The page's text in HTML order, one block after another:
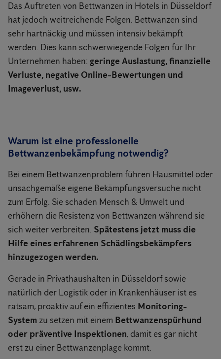
Das Auftreten von Bettwanzen in Hotels in Düsseldorf
hat jedoch weitreichende Folgen. Bettwanzen sind
sehr hartnäckig und müssen intensiv bekämpft
werden. Dies kann schwerwiegende Folgen für Ihr
Unternehmen haben: geringe Auslastung, finanzielle
Verluste, negative Online-Bewertungen und
Imageverlust, usw.
Warum ist eine professionelle
Bettwanzenbekämpfung notwendig?
Bei einem Bettwanzenproblem führen Hausmittel oder
unsachgemäße eigene Bekämpfungsversuche nicht
zum Erfolg. Sie schaden Mensch & Umwelt und
erhöhern die Resistenz von Bettwanzen während sie
sich weiter verbreiten. Spätestens jetzt muss die
Hilfe eines erfahrenen Schädlingsbekämpfers
hinzugezogen werden.
Gerade in Privathaushalten in Düsseldorf sowie
natürlich der Logistik oder in Krankenhäuser ist es
ratsam, proaktiv auf ein effizientes Monitoring-
System zu setzen mit einem Bettwanzenspürhund
oder präventive Inspektionen, damit es gar nicht
erst zu einer Bettwanzenplage kommt.